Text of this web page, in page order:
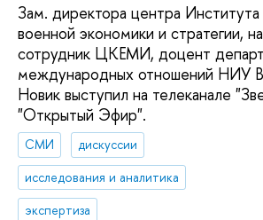
Зам. директора центра
военной экономики и стратегии,
сотрудник ЦКЕМИ, доцент
международных отношений НИУ
Новик выступил на телеканале
"Открытый Эфир".
СМИ
дискуссии
исследования и аналитика
экспертиза